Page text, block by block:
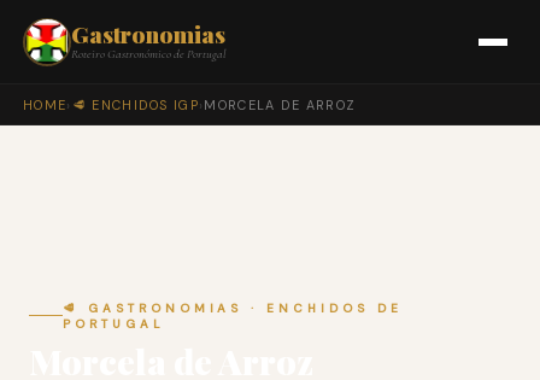
Gastronomias
Roteiro Gastronómico de Portugal
HOME› 🥩 ENCHIDOS IGP› MORCELA DE ARROZ
🥩 GASTRONOMIAS · ENCHIDOS DE
PORTUGAL